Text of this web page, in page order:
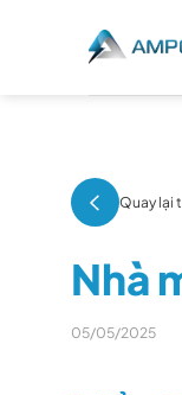
Quay lại
Nhà
05/05/2025